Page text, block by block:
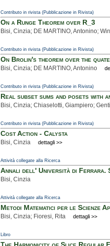
Contributo in rivista (Pubblicazione in Rivista)
On a Runge Theorem over R_3
Bisi, Cinzia; DE MARTINO, Antonino;
Contributo in rivista (Pubblicazione in Rivista)
On Brolin's theorem over the
Bisi, Cinzia; DE MARTINO, Antonino
Contributo in rivista (Pubblicazione in Rivista)
Real subset sums and posets with
Bisi, Cinzia; Chiaselotti, Giampiero;
Contributo in rivista (Pubblicazione in Rivista)
Cost Action - Calysta
Bisi, Cinzia dettagli >>
Attività collegate alla Ricerca
Annali dell' Università di Ferrara.
Bisi, Cinzia
Attività collegate alla Ricerca
Metodi Matematici per le Scienze
Bisi, Cinzia; Fioresi, Rita dettagli >>
Libro